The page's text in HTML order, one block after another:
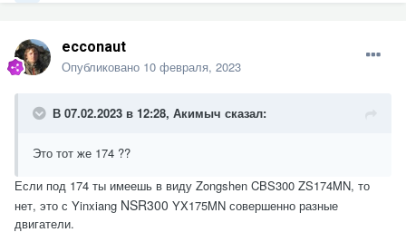
ecconaut
Опубликовано 10 февраля, 2023
В 07.02.2023 в 12:28, Акимыч сказал:
Это тот же 174 ??
Если под 174 ты имеешь в виду Zongshen CBS300 ZS174MN, то
нет, это с Yinxiang NSR300 YX175MN совершенно разные
двигатели.